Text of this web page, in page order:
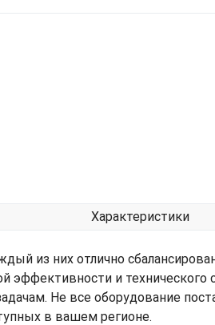
Характеристики
из них отлично
эффективности и
Не все оборудование
в вашем регионе.